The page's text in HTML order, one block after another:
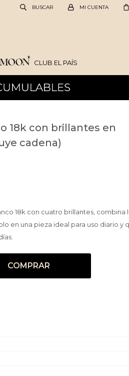
CLUB EL PAÍS
18k con brillantes en
cadena)
18k con cuatro brillantes, combina
en una pieza ideal para uso diario y
COMPRAR